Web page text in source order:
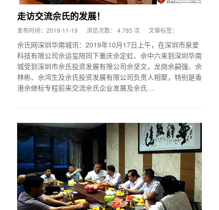
走访交流佘氏的发展！
发布时间：2019-11-19 浏览次数： 4,785 次 文章标签：
佘氏网深圳华南城讯：2019年10月17日上午，在深圳市泉爱
科技有限公司佘运玺陪同下重庆佘定虹、佘中六来到深圳华南
城受到深圳市佘氏投资发展有限公司佘坚文，龙岗佘嗣强、佘
林彬、佘鸿生及佘氏投资发展有限公司负责人相聚，特别是香
港佘继标专程前来交流佘氏企业发展及佘氏…